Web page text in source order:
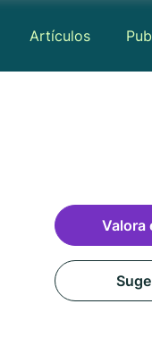
Artículos
Valora